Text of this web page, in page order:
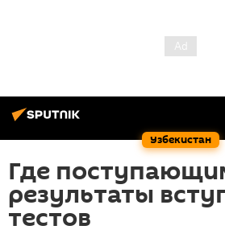
Узбекистан
Где
результаты
тестов